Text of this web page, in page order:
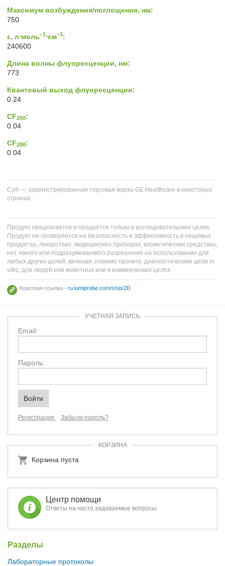
Максимум возбуждения/поглощения, нм:
750
ε, л⋅моль−1⋅см−1:
240600
Длина волны флуоресценции, нм:
773
Квантовый выход флуоресценции:
0.24
CF260:
0.04
CF280:
0.04
Cy® — зарегистрированная торговая марка GE Healthcare в некоторых
странах.
Продукт предлагается и продаётся только в исследовательских целях.
Продукт не проверяется на безопасность и эффективность в пищевых
продуктах, лекарствах, медицинских приборах, косметических средствах,
нет явного или подразумеваемого разрешения на использование для
любых других целей, включая, помимо прочего, диагностические цели in
vitro, для людей или животных или в коммерческих целях.
Короткая ссылка - ru.lumiprobe.com/sh/p/2D
УЧЕТНАЯ ЗАПИСЬ
Email:
Пароль:
Регистрация Забыли пароль?
КОРЗИНА
Корзина пуста
Центр помощи
Ответы на часто задаваемые вопросы
Разделы
Лабораторные протоколы